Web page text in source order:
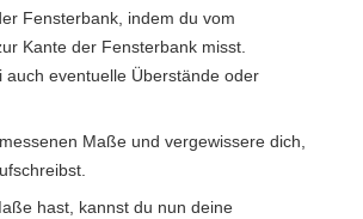
Fensterbank, indem du vom
Kante der Fensterbank misst.
auch eventuelle Überstände oder
Maße und vergewissere dich,
hast, kannst du nun deine